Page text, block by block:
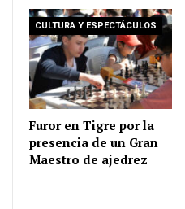
CULTURA Y ESPECTÁCULOS
Furor en Tigre por la
presencia de un Gran
Maestro de ajedrez